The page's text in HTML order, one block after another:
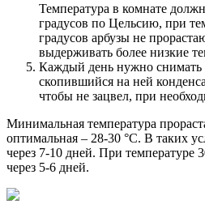
Температура в комнате
градусов по Цельсию, при
градусов арбузы не
выдерживать более низкие
Каждый день нужно снимать
скопившийся на ней
чтобы не зацвел, при
Минимальная температура
оптимальная – 28-30 °C. В таких
через 7-10 дней. При температуре
через 5-6 дней.